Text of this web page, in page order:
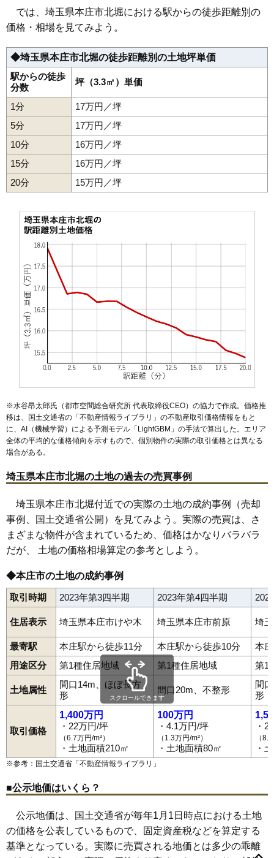
33 いまい台
35 沼和田 4.7万円 526万円
36 児玉町下浅見
37
38 児玉町金屋
39 西五十子
40 栗崎
41 児玉町吉田林
42 児玉町蛭川
44 児玉町長沖
45 児玉町田端
児玉町上真下
47
48 上仁手 2.9万円 99万円 -18.7%
49 2.7万円
50
51 364万円
2.4万円
都島 2.2万円 290万円 -6.3%
56 児玉町秋山 2.2万円 165万円 -18.1%
57
59 仁手 1.8万円 493万円 -5.3%
60 児玉町高柳 1.5万円 295万円 -16.1%
61 児玉町保木野 1.5万円 403万円 -10.2%
62 新井 1.4万円 296万円 -9.0%
では、埼玉県本庄市北堀における駅からの徒歩距離別の
価格・相場を見てみよう。
◆埼玉県本庄市北堀の徒歩距離別の土地坪単価
駅からの徒歩
分数
坪（3.3㎡）単価
1分
17万円／坪
5分
17万円／坪
10分
16万円／坪
15分
16万円／坪
20分
15万円／坪
※水谷昂太郎氏（都市空間総合研究所 代表取締役CEO）の協力で作成。価格推
移は、国土交通省の「不動産情報ライブラリ 」の不動産取引価格情報をもと
に、AI（機械学習）による予測モデル「LightGBM」の手法で算出した。エリア
全体の平均的な価格傾向を示すもので、個別物件の実際の取引価格とは異なる
場合がある。
埼玉県本庄市北堀の土地の過去の売買事例
埼玉県本庄市北堀付近での実際の土地の成約事例（売却
事例、国土交通省公開）を見てみよう。実際の売買は、さ
まざまな物件が含まれているため、価格はかなりバラバラ
だが、 土地の価格相場算定の参考としよう。
◆本庄市の土地の成約事例
取引時期 2023年第3四半期 2023年第4四半期
住居表示 埼玉県本庄市けや木 埼玉県本庄市前原 埼
最寄駅 本庄駅から徒歩11分 本庄駅から徒歩10分
本
用途区分
第1種住居地域 第1種住居地域 第1
土地属性
間口14m、ほぼ長方
形
間口20m、不整形
間
形
取引価格
1,400万円
・22万円/坪
（6.7万円/m²）
・土地面積210㎡
100万円
・4.1万円/坪
（1.3万円/m²）
・土地面積80㎡
・
（
・
スクロールできます
※参考：国土交通省「不動産情報ライブラリ 」
■公示地価はいくら？
公示地価は、国土交通省が毎年1月1日時点における土地
の価格を公表しているもので、固定資産税などを算定する
基準となっている。実際に売買される地価とは多少の乖離
朝日町新井 五十子 今井いまい台 駅南小島小島南柏 上仁手
北堀共栄銀座 久々宇栗崎けや木 見福児玉町秋山
児玉町入浅見
児玉町金屋 児玉町上真下児玉町吉田林